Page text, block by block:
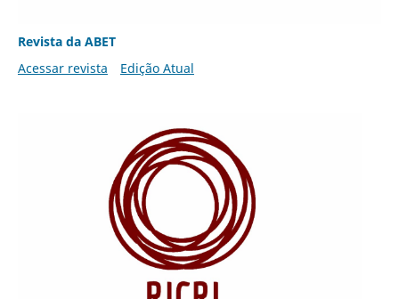
Revista da ABET
Acessar revista
Edição Atual